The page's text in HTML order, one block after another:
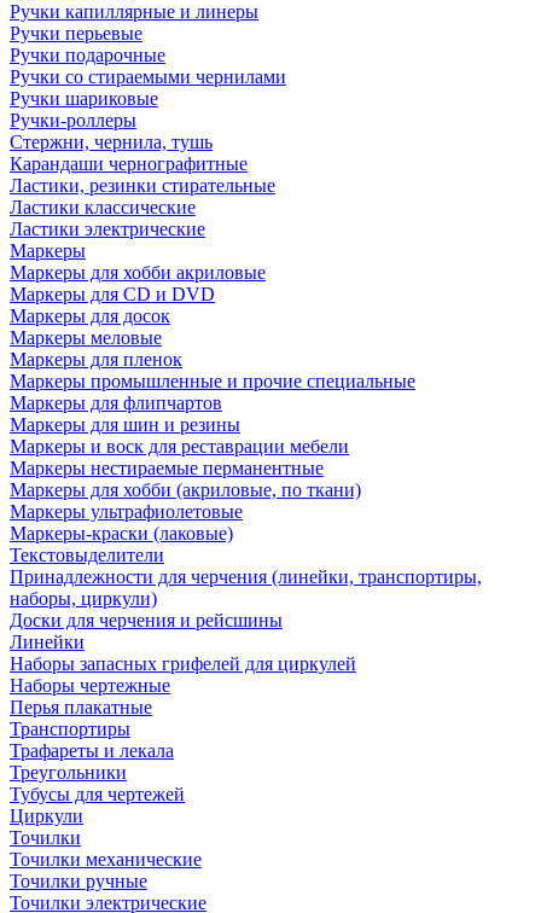
Ручки капиллярные и линеры
Ручки перьевые
Ручки подарочные
Ручки со стираемыми чернилами
Ручки шариковые
Ручки-роллеры
Стержни, чернила, тушь
Карандаши чернографитные
Ластики, резинки стирательные
Ластики классические
Ластики электрические
Маркеры
Маркеры для хобби акриловые
Маркеры для CD и DVD
Маркеры для досок
Маркеры меловые
Маркеры для пленок
Маркеры промышленные и прочие специальные
Маркеры для флипчартов
Маркеры для шин и резины
Маркеры и воск для реставрации мебели
Маркеры нестираемые перманентные
Маркеры для хобби (акриловые, по ткани)
Маркеры ультрафиолетовые
Маркеры-краски (лаковые)
Текстовыделители
Принадлежности для черчения (линейки, транспортиры,
наборы, циркули)
Доски для черчения и рейсшины
Линейки
Наборы запасных грифелей для циркулей
Наборы чертежные
Перья плакатные
Транспортиры
Трафареты и лекала
Треугольники
Тубусы для чертежей
Циркули
Точилки
Точилки механические
Точилки ручные
Точилки электрические